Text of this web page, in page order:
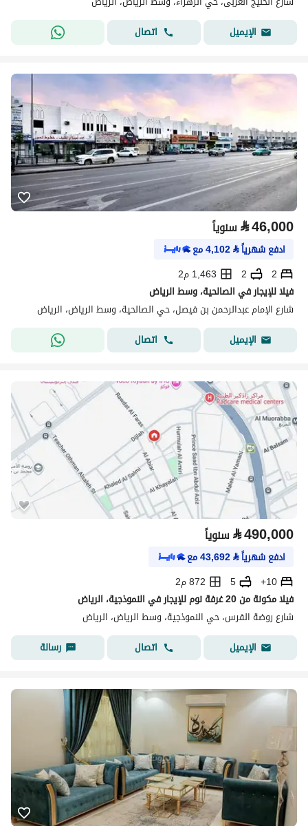
الإيميل
اتصال
⃁46,000 سنوياً
ادفع شهرياً⃁
4,102مع
2
2
1,463 م2
فيلا للإيجار في الصالحية، وسط الرياض
شارع الإمام عبدالرحمن بن فيصل، حي الصالحية، وسط الرياض، الرياض
الإيميل
اتصال
⃁490,000 سنوياً
ادفع شهرياً⃁
43,692مع
10+
5
872 م2
فيلا مكونة من 20 غرفة نوم للإيجار في النموذجية، الرياض
شارع روضة الفرس، حي النموذجية، وسط الرياض، الرياض
الإيميل
اتصال رسالة